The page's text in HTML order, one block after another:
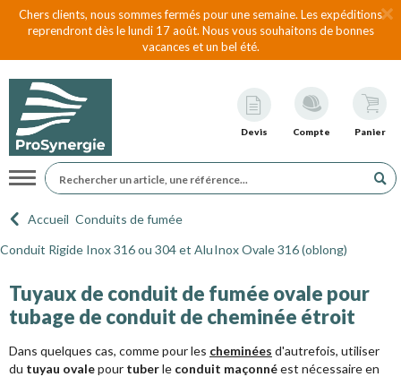
Chers clients, nous sommes fermés pour une semaine. Les expéditions
reprendront dès le lundi 17 août. Nous vous souhaitons de bonnes
vacances et un bel été.
Devis Compte Panier
Navigation
Accueil Conduits de fumée
Conduit Rigide Inox 316 ou 304 et AluInox Ovale 316 (oblong)
Tuyaux de conduit de fumée ovale pour
tubage de conduit de cheminée étroit
Dans quelques cas, comme pour les cheminées d'autrefois, utiliser
du tuyau ovalepour tuberle conduit maçonnéest nécessaire en